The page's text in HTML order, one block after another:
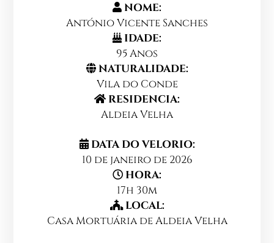
NOME:
António Vicente Sanches
IDADE:
95 Anos
NATURALIDADE:
Vila do Conde
RESIDENCIA:
Aldeia Velha
DATA DO VELORIO:
10 de janeiro de 2026
HORA:
17h 30m
LOCAL:
Casa Mortuária de Aldeia Velha